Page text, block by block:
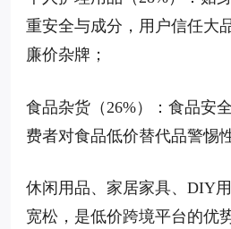
重安全与成分，用户信任大
廉价杂牌；
食品杂货（26%）：食品安
费者对食品低价替代品警惕
休闲用品、家居家具、DIY
宽松，是低价跨境平台的优